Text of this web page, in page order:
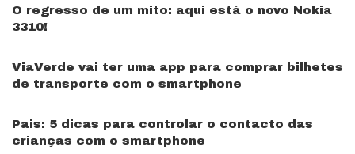
O regresso de um mito: aqui está o novo Nokia
3310!
ViaVerde vai ter uma app para comprar bilhetes
de transporte com o smartphone
Pais: 5 dicas para controlar o contacto das
crianças com o smartphone